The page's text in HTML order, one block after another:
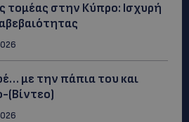
τομέας στην Κύπρο: Ισχυρή
με την πάπια του και
(Βίντεο)